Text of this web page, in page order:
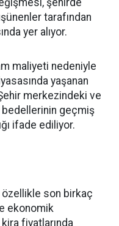
şehirde
tarafından
yer alıyor.
maliyeti nedeniyle
yaşanan
merkezindeki ve
geçmiş
ifade ediliyor.
son birkaç
ekonomik
fiyatlarında